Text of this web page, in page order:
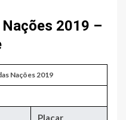
2019 –
Nações 2019
Placar